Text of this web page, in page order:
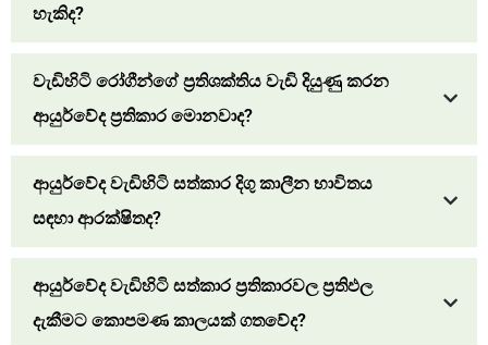
හැකිද?
වැඩිහිටි රෝගීන්ගේ ප්‍රතිශක්තිය වැඩි දියුණු කරන
ආයුර්වේද ප්‍රතිකාර මොනවාද?
ආයුර්වේද වැඩිහිටි සත්කාර දිගු කාලීන භාවිතය
සඳහා ආරක්ෂිතද?
ආයුර්වේද වැඩිහිටි සත්කාර ප්‍රතිකාරවල ප්‍රතිඵල
දැකීමට කොපමණ කාලයක් ගතවේද?